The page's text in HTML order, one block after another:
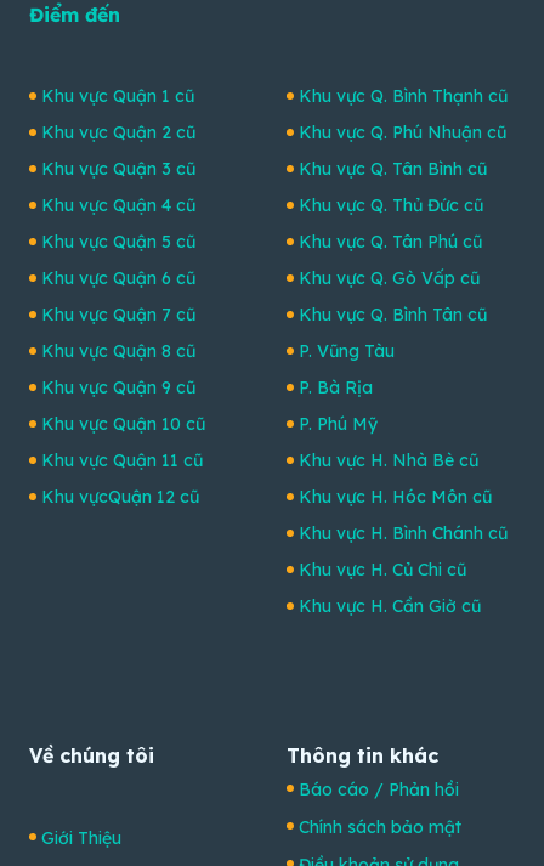
Điểm đến
Khu vực Quận 1 cũ
Khu vực Quận 2 cũ
Khu vực Quận 3 cũ
Khu vực Quận 4 cũ
Khu vực Quận 5 cũ
Khu vực Quận 6 cũ
Khu vực Quận 7 cũ
Khu vực Quận 8 cũ
Khu vực Quận 9 cũ
Khu vực Quận 10 cũ
Khu vực Quận 11 cũ
Khu vựcQuận 12 cũ
Khu vực Q. Bình Thạnh cũ
Khu vực Q. Phú Nhuận cũ
Khu vực Q. Tân Bình cũ
Khu vực Q. Thủ Đức cũ
Khu vực Q. Tân Phú cũ
Khu vực Q. Gò Vấp cũ
Khu vực Q. Bình Tân cũ
P. Vũng Tàu
P. Bà Rịa
P. Phú Mỹ
Khu vực H. Nhà Bè cũ
Khu vực H. Hóc Môn cũ
Khu vực H. Bình Chánh cũ
Khu vực H. Củ Chi cũ
Khu vực H. Cần Giờ cũ
Về chúng tôi
Giới Thiệu
Thông tin khác
Báo cáo / Phản hồi
Chính sách bảo mật